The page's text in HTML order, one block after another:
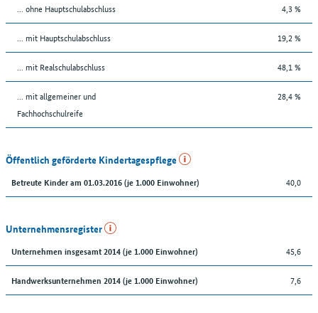
... ohne Hauptschulabschluss 4,3 %
... mit Hauptschulabschluss 19,2 %
... mit Realschulabschluss 48,1 %
... mit allgemeiner und
Fachhochschulreife
28,4 %
Öffentlich geförderte Kindertagespflege
Betreute Kinder am 01.03.2016 (je 1.000 Einwohner) 40,0
Unternehmensregister
Unternehmen insgesamt 2014 (je 1.000 Einwohner) 45,6
Handwerksunternehmen 2014 (je 1.000 Einwohner) 7,6